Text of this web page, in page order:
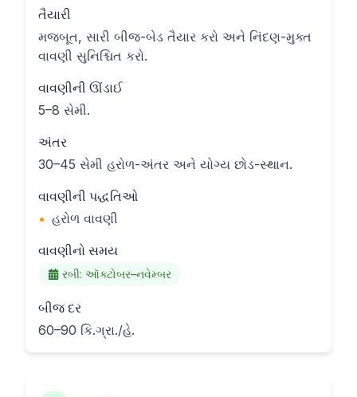
તૈયારી
મજબૂત, સારી બીજ-બેડ તૈયાર કરો અને નિંદણ-મુક્ત
વાવણી સુનિશ્ચિત કરો.
વાવણીની ઊંડાઈ
5–8 સેમી.
અંતર
30–45 સેમી હરોળ-અંતર અને યોગ્ય છોડ-સ્થાન.
વાવણીની પદ્ધતિઓ
• હરોળ વાવણી
વાવણીનો સમય
રબી: ઑક્ટોબર–નવેમ્બર
બીજ દર
60–90 કિ.ગ્રા./હે.